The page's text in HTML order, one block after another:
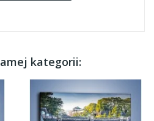
kategorii: